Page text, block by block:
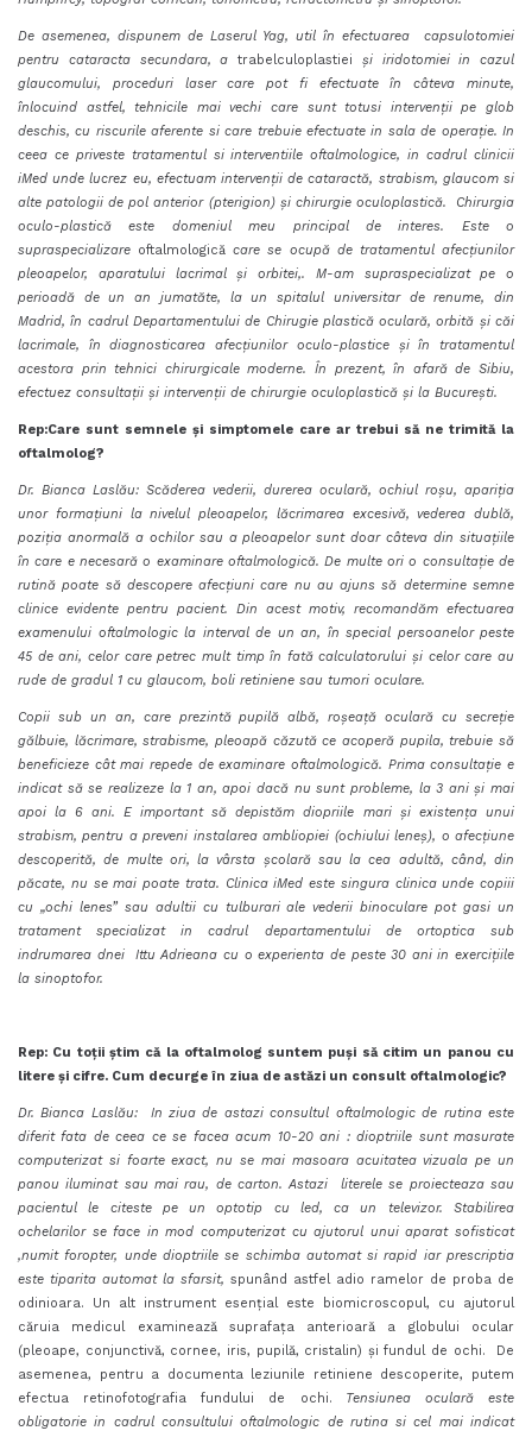
De asemenea, dispunem de Laserul Yag, util în efectuarea capsulotomiei
pentru cataracta secundara, a trabelculoplastiei și iridotomiei in cazul
glaucomului, proceduri laser care pot fi efectuate în câteva minute,
înlocuind astfel, tehnicile mai vechi care sunt totusi intervenții pe glob
deschis, cu riscurile aferente si care trebuie efectuate in sala de operație. In
ceea ce priveste tratamentul si interventiile oftalmologice, in cadrul clinicii
iMed unde lucrez eu, efectuam intervenții de cataractă, strabism, glaucom si
alte patologii de pol anterior (pterigion) și chirurgie oculoplastică. Chirurgia
oculo-plastică este domeniul meu principal de interes. Este o
supraspecializare oftalmologicăcare se ocupă de tratamentul afecțiunilor
pleoapelor, aparatului lacrimal și orbitei,. M-am supraspecializat pe o
perioadă de un an jumatăte, la un spitalul universitar de renume, din
Madrid, în cadrul Departamentului de Chirugie plastică oculară, orbită și căi
lacrimale, în diagnosticarea afecțiunilor oculo-plastice și în tratamentul
acestora prin tehnici chirurgicale moderne. În prezent, în afară de Sibiu,
efectuez consultații și intervenții de chirurgie oculoplastică și la București.
Rep:Care sunt semnele și simptomele care ar trebui să ne trimită la
oftalmolog?
Dr. Bianca Laslău: Scăderea vederii, durerea oculară, ochiul roșu, apariția
unor formațiuni la nivelul pleoapelor, lăcrimarea excesivă, vederea dublă,
poziția anormală a ochilor sau a pleoapelor sunt doar câteva din situațiile
în care e necesară o examinare oftalmologică. De multe ori o consultație de
rutină poate să descopere afecțiuni care nu au ajuns să determine semne
clinice evidente pentru pacient. Din acest motiv, recomandăm efectuarea
examenului oftalmologic la interval de un an, în special persoanelor peste
45 de ani, celor care petrec mult timp în fată calculatorului și celor care au
rude de gradul 1 cu glaucom, boli retiniene sau tumori oculare.
Copii sub un an, care prezintă pupilă albă, roșeață oculară cu secreție
gălbuie, lăcrimare, strabisme, pleoapă căzută ce acoperă pupila, trebuie să
beneficieze cât mai repede de examinare oftalmologică. Prima consultație e
indicat să se realizeze la 1 an, apoi dacă nu sunt probleme, la 3 ani și mai
apoi la 6 ani. E important să depistăm diopriile mari și existența unui
strabism, pentru a preveni instalarea ambliopiei (ochiului leneș), o afecțiune
descoperită, de multe ori, la vârsta școlară sau la cea adultă, când, din
păcate, nu se mai poate trata. Clinica iMed este singura clinica unde copiii
cu „ochi lenes” sau adultii cu tulburari ale vederii binoculare pot gasi un
tratament specializat in cadrul departamentului de ortoptica sub
indrumarea dnei Ittu Adrieana cu o experienta de peste 30 ani in exercițiile
la sinoptofor.
Rep: Cu toții știm că la oftalmolog suntem puși să citim un panou cu
litere și cifre. Cum decurge în ziua de astăzi un consult oftalmologic?
Dr. Bianca Laslău: In ziua de astazi consultul oftalmologic de rutina este
diferit fata de ceea ce se facea acum 10-20 ani : dioptriile sunt masurate
computerizat si foarte exact, nu se mai masoara acuitatea vizuala pe un
panou iluminat sau mai rau, de carton. Astazi literele se proiecteaza sau
pacientul le citeste pe un optotip cu led, ca un televizor. Stabilirea
ochelarilor se face in mod computerizat cu ajutorul unui aparat sofisticat
,numit foropter, unde dioptriile se schimba automat si rapid iar prescriptia
este tiparita automat la sfarsit, spunând astfel adio ramelor de proba de
odinioara. Un alt instrument esențial este biomicroscopul, cu ajutorul
căruia medicul examinează suprafața anterioară a globului ocular
(pleoape, conjunctivă, cornee, iris, pupilă, cristalin) și fundul de ochi. De
asemenea, pentru a documenta leziunile retiniene descoperite, putem
efectua retinofotografia fundului de ochi.
Tensiunea oculară este
obligatorie in cadrul consultului oftalmologic de rutina si cel mai indicat